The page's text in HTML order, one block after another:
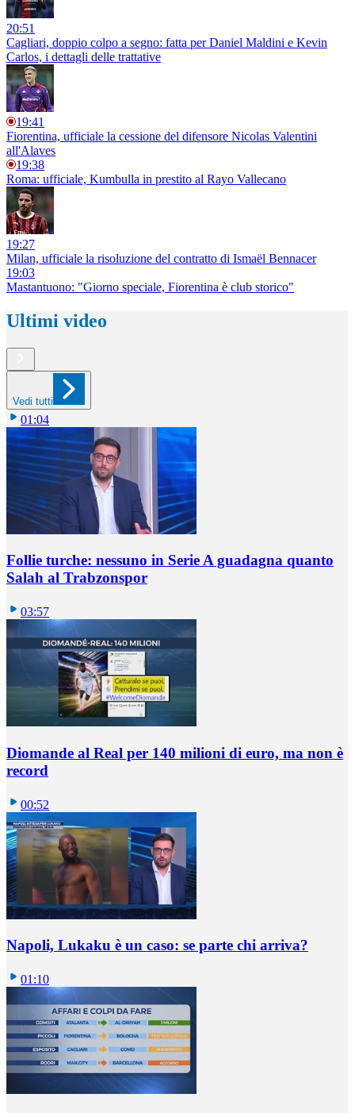
20:51
Cagliari, doppio colpo a segno: fatta per Daniel Maldini e Kevin
Carlos, i dettagli delle trattative
19:41
Fiorentina, ufficiale la cessione del difensore Nicolas Valentini
all'Alaves
19:38
Roma: ufficiale, Kumbulla in prestito al Rayo Vallecano
19:27
Milan, ufficiale la risoluzione del contratto di Ismaël Bennacer
19:03
Mastantuono: "Giorno speciale, Fiorentina è club storico"
Ultimi video
Vedi tutti
01:04
Follie turche: nessuno in Serie A guadagna quanto
Salah al Trabzonspor
03:57
Diomande al Real per 140 milioni di euro, ma non è
record
00:52
Napoli, Lukaku è un caso: se parte chi arriva?
01:10